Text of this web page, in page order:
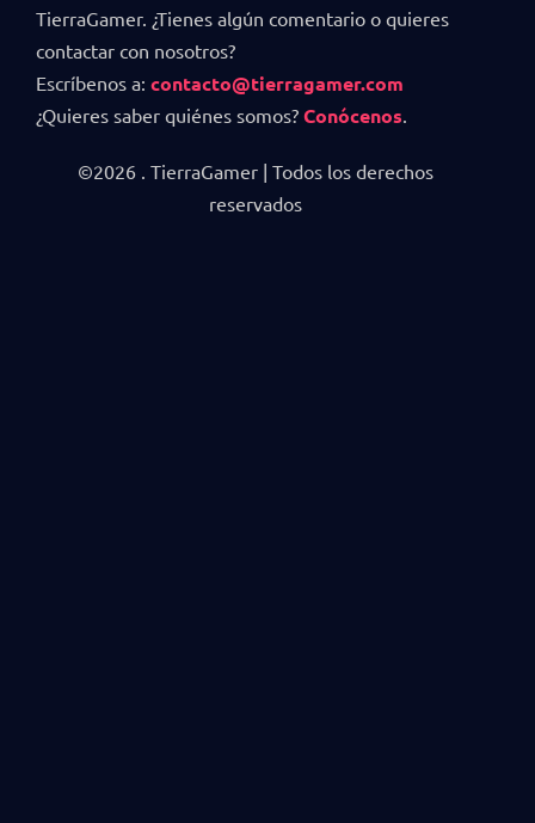
TierraGamer. ¿Tienes algún comentario o quieres
contactar con nosotros?
Escríbenos a: contacto@tierragamer.com
¿Quieres saber quiénes somos? Conócenos
©2026 . TierraGamer | Todos los derechos
reservados